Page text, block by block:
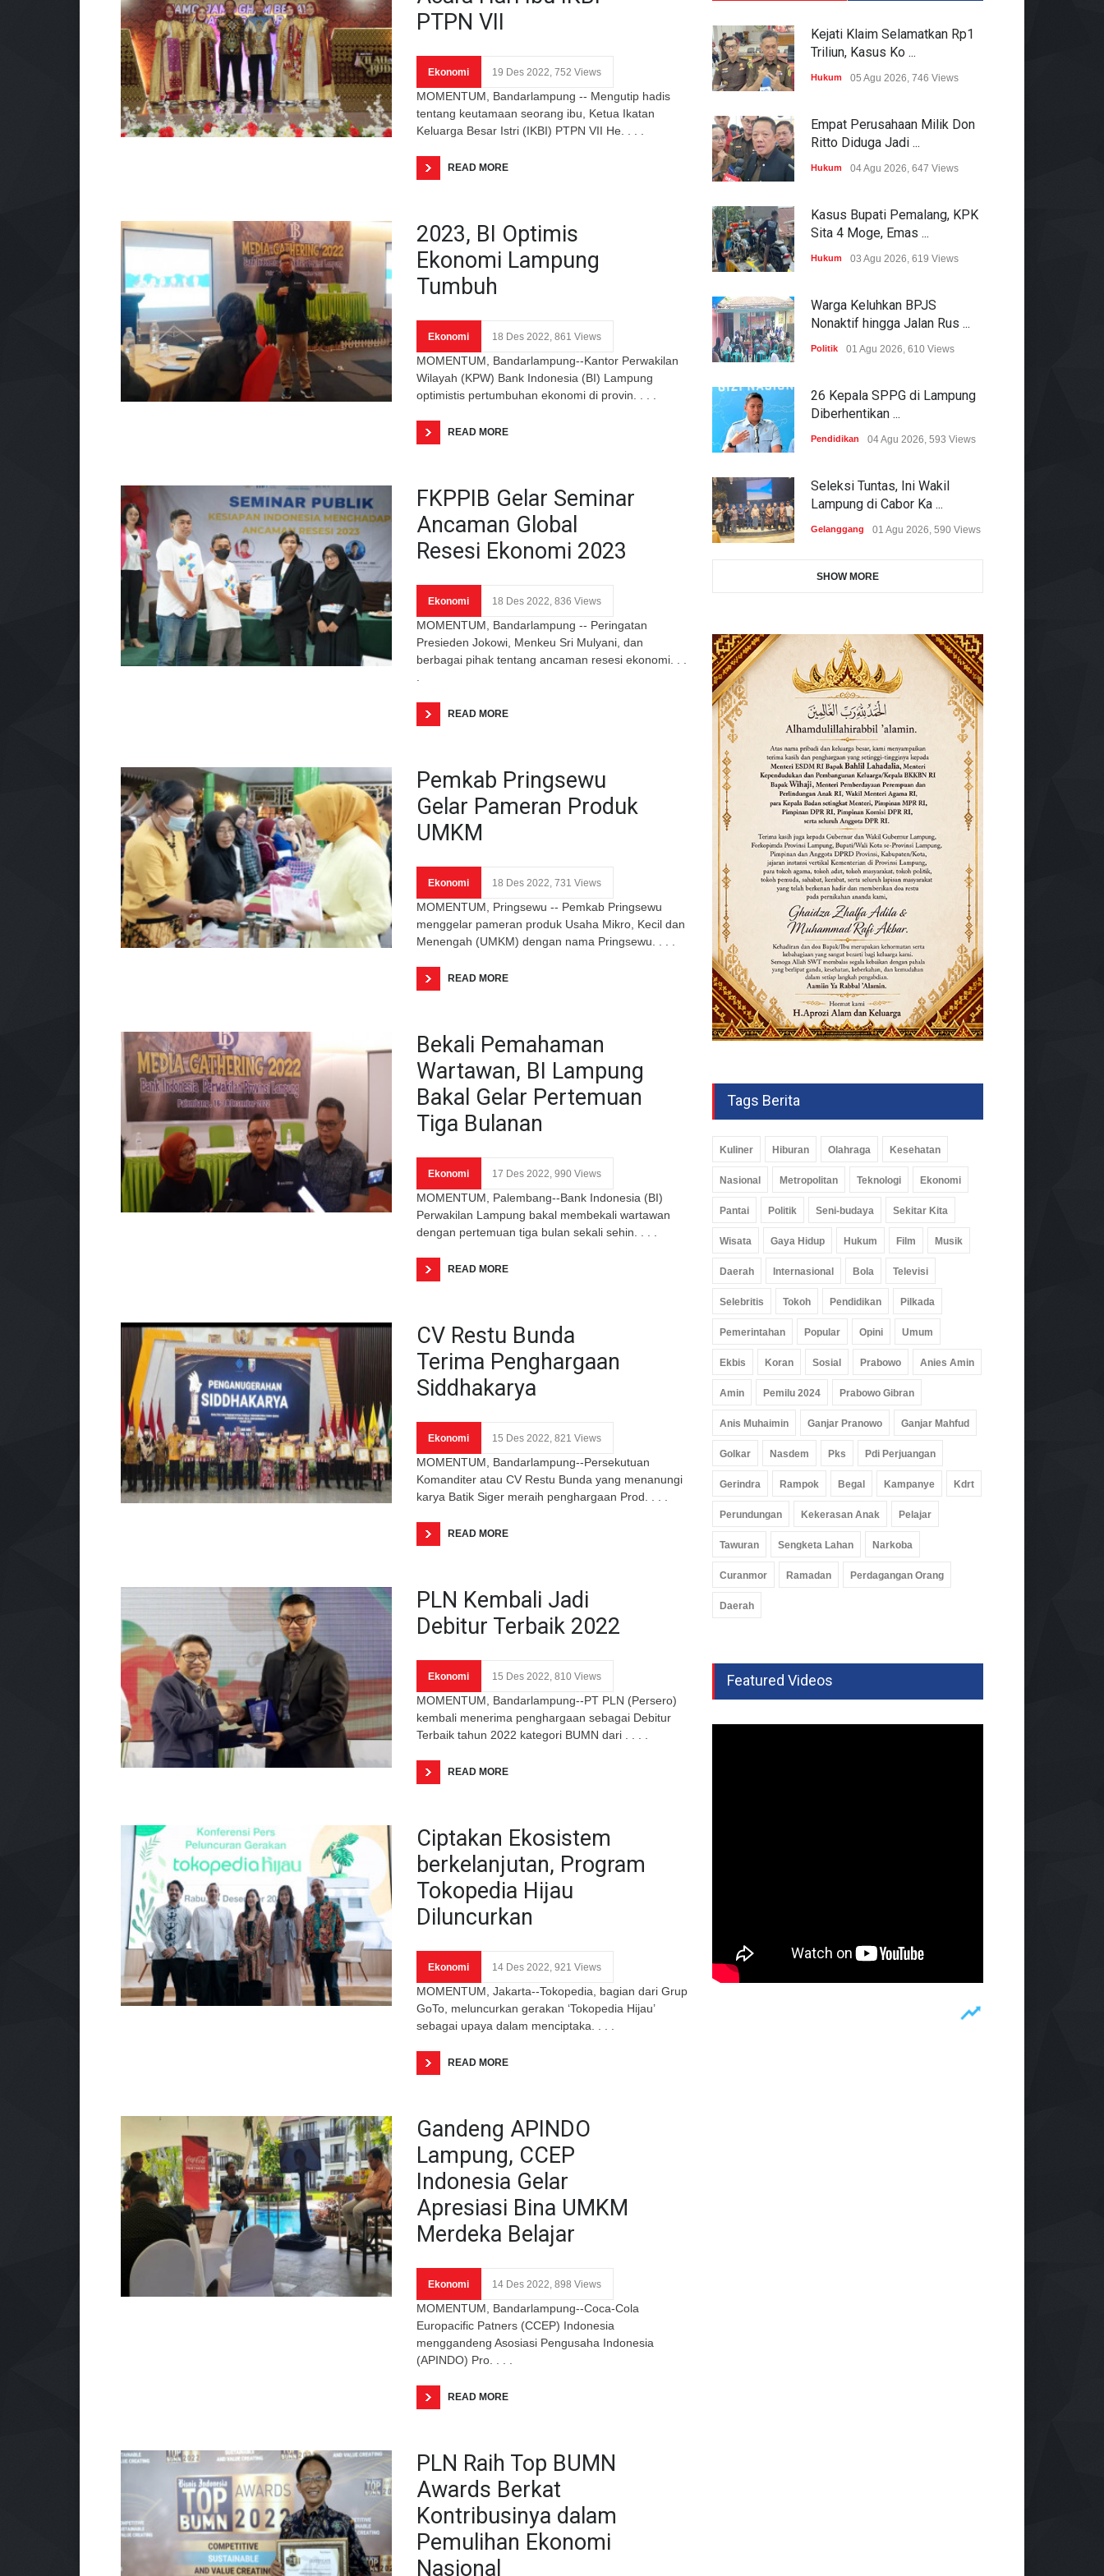
PTPN VII
Ekonomi 19 Des 2022, 752 Views
MOMENTUM, Bandarlampung -- Mengutip hadis
tentang keutamaan seorang ibu, Ketua Ikatan
Keluarga Besar Istri (IKBI) PTPN VII He. . . .
READ MORE
2023, BI Optimis
Ekonomi Lampung
Tumbuh
Ekonomi 18 Des 2022, 861 Views
MOMENTUM, Bandarlampung--Kantor Perwakilan
Wilayah (KPW) Bank Indonesia (BI) Lampung
optimistis pertumbuhan ekonomi di provin. . . .
READ MORE
FKPPIB Gelar Seminar
Ancaman Global
Resesi Ekonomi 2023
Ekonomi 18 Des 2022, 836 Views
MOMENTUM, Bandarlampung -- Peringatan
Presieden Jokowi, Menkeu Sri Mulyani, dan
berbagai pihak tentang ancaman resesi ekonomi. . .
READ MORE
Pemkab Pringsewu
Gelar Pameran Produk
UMKM
Ekonomi 18 Des 2022, 731 Views
MOMENTUM, Pringsewu -- Pemkab Pringsewu
menggelar pameran produk Usaha Mikro, Kecil dan
Menengah (UMKM) dengan nama Pringsewu. . . .
READ MORE
Bekali Pemahaman
Wartawan, BI Lampung
Bakal Gelar Pertemuan
Tiga Bulanan
Ekonomi 17 Des 2022, 990 Views
MOMENTUM, Palembang--Bank Indonesia (BI)
Perwakilan Lampung bakal membekali wartawan
dengan pertemuan tiga bulan sekali sehin. . . .
READ MORE
CV Restu Bunda
Terima Penghargaan
Siddhakarya
Ekonomi 15 Des 2022, 821 Views
MOMENTUM, Bandarlampung--Persekutuan
Komanditer atau CV Restu Bunda yang menanungi
karya Batik Siger meraih penghargaan Prod. . . .
READ MORE
PLN Kembali Jadi
Debitur Terbaik 2022
Ekonomi 15 Des 2022, 810 Views
MOMENTUM, Bandarlampung--PT PLN (Persero)
kembali menerima penghargaan sebagai Debitur
Terbaik tahun 2022 kategori BUMN dari . . . .
READ MORE
Ciptakan Ekosistem
berkelanjutan, Program
Tokopedia Hijau
Diluncurkan
Ekonomi 14 Des 2022, 921 Views
MOMENTUM, Jakarta--Tokopedia, bagian dari Grup
GoTo, meluncurkan gerakan ‘Tokopedia Hijau’
sebagai upaya dalam menciptaka. . . .
READ MORE
Gandeng APINDO
Lampung, CCEP
Indonesia Gelar
Apresiasi Bina UMKM
Merdeka Belajar
Ekonomi 14 Des 2022, 898 Views
MOMENTUM, Bandarlampung--Coca-Cola
Europacific Patners (CCEP) Indonesia
menggandeng Asosiasi Pengusaha Indonesia
(APINDO) Pro. . . .
READ MORE
PLN Raih Top BUMN
Awards Berkat
Kontribusinya dalam
Pemulihan Ekonomi
Nasional
Kejati Klaim Selamatkan Rp1
Triliun, Kasus Ko ...
Hukum 05 Agu 2026, 746 Views
Empat Perusahaan Milik Don
Ritto Diduga Jadi ...
Hukum 04 Agu 2026, 647 Views
Kasus Bupati Pemalang, KPK
Sita 4 Moge, Emas ...
Hukum 03 Agu 2026, 619 Views
Warga Keluhkan BPJS
Nonaktif hingga Jalan Rus ...
Politik 01 Agu 2026, 610 Views
26 Kepala SPPG di Lampung
Diberhentikan ...
Pendidikan 04 Agu 2026, 593 Views
Seleksi Tuntas, Ini Wakil
Lampung di Cabor Ka ...
Gelanggang 01 Agu 2026, 590 Views
SHOW MORE
Tags Berita
Kuliner Hiburan Olahraga Kesehatan
Nasional Metropolitan Teknologi Ekonomi
Pantai Politik Seni-budaya Sekitar Kita
Wisata Gaya Hidup Hukum Film Musik
Daerah Internasional Bola Televisi
Selebritis Tokoh Pendidikan Pilkada
Pemerintahan Popular Opini Umum
Ekbis Koran Sosial Prabowo Anies Amin
Amin Pemilu 2024 Prabowo Gibran
Anis Muhaimin Ganjar Pranowo Ganjar Mahfud
Golkar Nasdem Pks Pdi Perjuangan
Gerindra Rampok Begal Kampanye Kdrt
Perundungan Kekerasan Anak Pelajar
Tawuran Sengketa Lahan Narkoba
Curanmor Ramadan Perdagangan Orang
Daerah
Featured Videos